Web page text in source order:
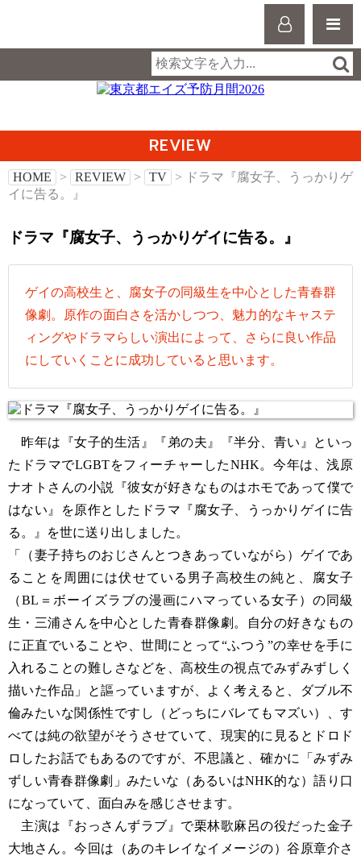
REVIEW
HOME > REVIEW > TV
> ドラマ『腐女子、うっかりゲ
イに告る。』
ドラマ『腐女子、うっかりゲイに告る。』
ゲイの高校生と、腐女子の同級生を中心とした青春群
像劇。原作の面白さを活かしつつ、魅力的なキャステ
ィングやドラマらしい演出によって、さらに良い作品
にしていくことに成功していると思います。
昨年は『女子的生活』『弟の夫』『半分、青い』といっ
たドラマでLGBTをフィーチャーしたNHK。今年は、浅原
ナオトさんの小説『彼女が好きなものはホモであって僕で
はない』を原作としたドラマ『腐女子、うっかりゲイに告
る。』を世に送り出しました。
「（妻子持ちのおじさんとつきあっていながら）ゲイであ
ることを周囲には伏せている男子高校生の純と、腐女子
（BL＝ボーイズラブの漫画にハマっている女子）の同級
生・三浦さんを中心とした青春群像劇。自分の好きなもの
に正直でいることや、世間にとって“ふつう”の幸せを手に
入れることの難しさなどを、高校生の視点でみずみずしく
描いた作品」と謳っていますが、よく考えると、ダブル不
倫みたいな関係性ですし（どっちにバレてもマズい）、す
べては純の欲望がそうさせていて、現実的に見るとドロド
ロしたお話でもあるのですが、不思議と、確かに「みずみ
ずしい青春群像劇」みたいな（あるいはNHK的な）語り口
になっていて、面白みを感じさせます。
主演は『おっさんずラブ』で栗林歌麻呂の役だった金子
大地さん。今回は（あのキレイなイメージの）谷原章介さ